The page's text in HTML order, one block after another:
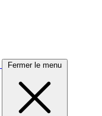
Fermer le menu